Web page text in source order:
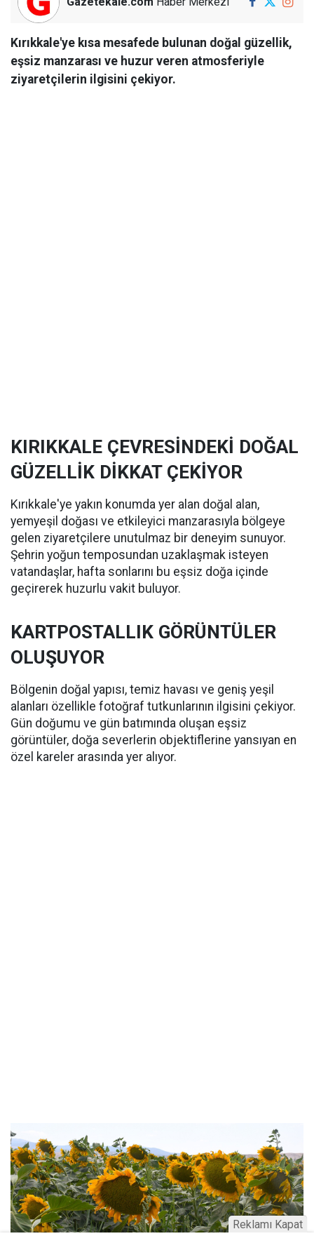
Kırıkkale'ye kısa mesafede bulunan doğal güzellik,
eşsiz manzarası ve huzur veren atmosferiyle
ziyaretçilerin ilgisini çekiyor.
KIRIKKALE ÇEVRESİNDEKİ DOĞAL
GÜZELLİK DİKKAT ÇEKİYOR
Kırıkkale'ye yakın konumda yer alan doğal alan,
yemyeşil doğası ve etkileyici manzarasıyla bölgeye
gelen ziyaretçilere unutulmaz bir deneyim sunuyor.
Şehrin yoğun temposundan uzaklaşmak isteyen
vatandaşlar, hafta sonlarını bu eşsiz doğa içinde
geçirerek huzurlu vakit buluyor.
KARTPOSTALLIK GÖRÜNTÜLER
OLUŞUYOR
Bölgenin doğal yapısı, temiz havası ve geniş yeşil
alanları özellikle fotoğraf tutkunlarının ilgisini çekiyor.
Gün doğumu ve gün batımında oluşan eşsiz
görüntüler, doğa severlerin objektiflerine yansıyan en
özel kareler arasında yer alıyor.
Reklamı Kapat